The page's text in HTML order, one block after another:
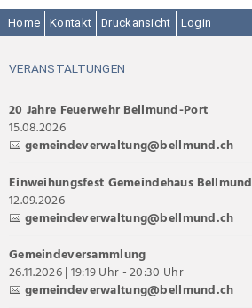
Home Kontakt Druckansicht Login
VERANSTALTUNGEN
20 Jahre Feuerwehr Bellmund-Port
15.08.2026
gemeindeverwaltung@bellmund.ch
Einweihungsfest Gemeindehaus Bellmund
12.09.2026
gemeindeverwaltung@bellmund.ch
Gemeindeversammlung
26.11.2026 | 19:19 Uhr - 20:30 Uhr
gemeindeverwaltung@bellmund.ch